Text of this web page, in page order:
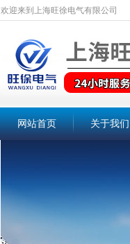
欢迎来到上海旺徐电气有限公司
网站首页 关于我们